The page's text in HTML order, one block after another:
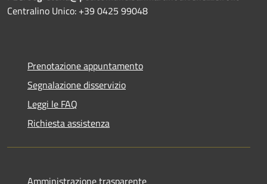
Centralino Unico: +39 0425 99048
Prenotazione appuntamento
Segnalazione disservizio
Leggi le FAQ
Richiesta assistenza